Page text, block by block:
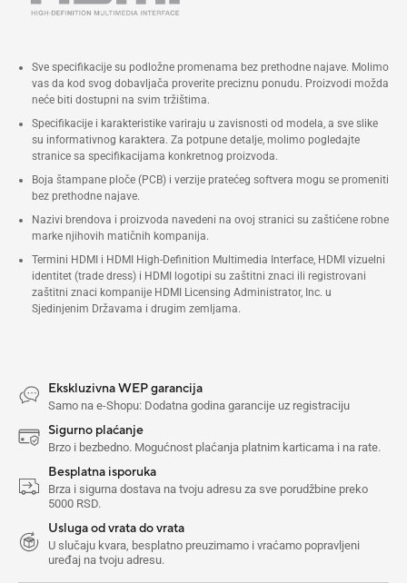
Sve specifikacije su podložne promenama bez prethodne najave. Molimo
vas da kod svog dobavljača proverite preciznu ponudu. Proizvodi možda
neće biti dostupni na svim tržištima.
Specifikacije i karakteristike variraju u zavisnosti od modela, a sve slike
su informativnog karaktera. Za potpune detalje, molimo pogledajte
stranice sa specifikacijama konkretnog proizvoda.
Boja štampane ploče (PCB) i verzije pratećeg softvera mogu se promeniti
bez prethodne najave.
Nazivi brendova i proizvoda navedeni na ovoj stranici su zaštićene robne
marke njihovih matičnih kompanija.
Termini HDMI i HDMI High-Definition Multimedia Interface, HDMI vizuelni
identitet (trade dress) i HDMI logotipi su zaštitni znaci ili registrovani
zaštitni znaci kompanije HDMI Licensing Administrator, Inc. u
Sjedinjenim Državama i drugim zemljama.
Ekskluzivna WEP garancija
Samo na e-Shopu: Dodatna godina garancije uz registraciju
Sigurno plaćanje
Brzo i bezbedno. Mogućnost plaćanja platnim karticama i na rate.
Besplatna isporuka
Brza i sigurna dostava na tvoju adresu za sve porudžbine preko
5000 RSD.
Usluga od vrata do vrata
U slučaju kvara, besplatno preuzimamo i vraćamo popravljeni
uređaj na tvoju adresu.